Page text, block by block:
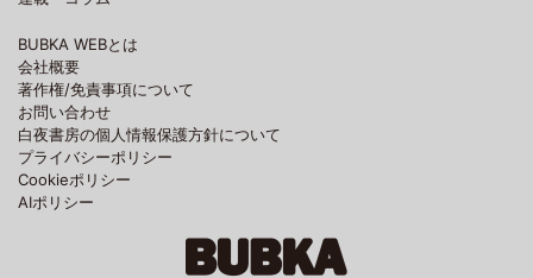
BUBKA WEBとは
会社概要
著作権/免責事項について
お問い合わせ
白夜書房の個人情報保護方針について
プライバシーポリシー
Cookieポリシー
AIポリシー